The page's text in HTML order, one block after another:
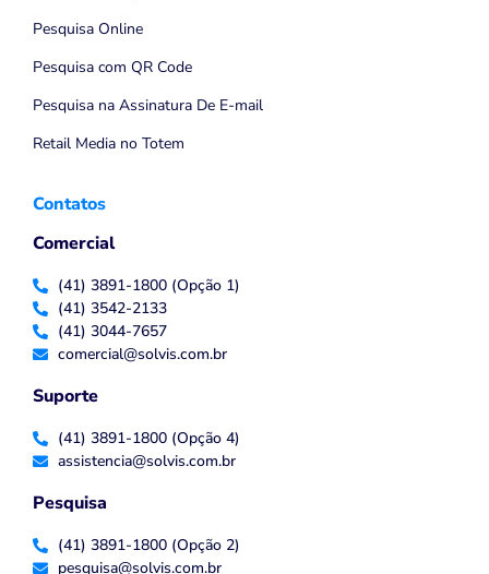
Pesquisa Online
Pesquisa com QR Code
Pesquisa na Assinatura De E-mail
Retail Media no Totem
Contatos
Comercial
(41) 3891-1800 (Opção 1)
(41) 3542-2133
(41) 3044-7657
comercial@solvis.com.br
Suporte
(41) 3891-1800 (Opção 4)
assistencia@solvis.com.br
Pesquisa
(41) 3891-1800 (Opção 2)
pesquisa@solvis.com.br